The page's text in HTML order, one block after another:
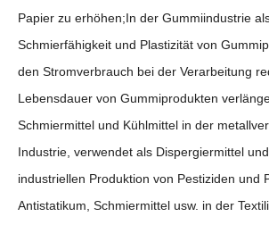
Papier zu erhöhen;In der Gummiindustrie
Schmierfähigkeit und Plastizität von
den Stromverbrauch bei der Verarbeitung
Lebensdauer von Gummiprodukten
Schmiermittel und Kühlmittel in der
Industrie, verwendet als Dispergiermittel
industriellen Produktion von Pestiziden und
Antistatikum, Schmiermittel usw. in der